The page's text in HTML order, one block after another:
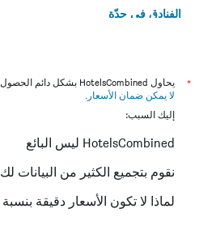
الفنادق في جدّة
*
يحاول HotelsCombined بشكل دائم الحصول على الأسعار الدقيقة، ولكن
لا يمكن ضمان الأسعار .
إليك السبب:
HotelsCombined ليس البائع
نقوم بتجميع الكثير من البيانات لك
لماذا لا تكون الأسعار دقيقة بنسبة 100٪؟